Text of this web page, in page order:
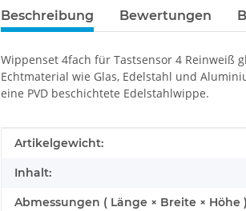
Beschreibung Bewertungen
Wippenset 4fach für Tastsensor 4 Reinweiß
Echtmaterial wie Glas, Edelstahl und
eine PVD beschichtete Edelstahlwippe.
Produkteigenschaft
Wert
Artikelgewicht:
Inhalt:
Abmessungen ( Länge × Breite × Höhe